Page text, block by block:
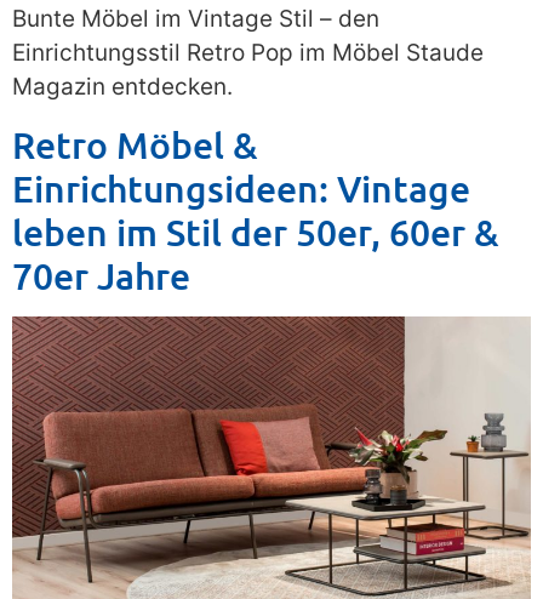
Bunte Möbel im Vintage Stil – den
Einrichtungsstil Retro Pop im Möbel Staude
Magazin entdecken.
Retro Möbel &
Einrichtungsideen: Vintage
leben im Stil der 50er, 60er &
70er Jahre